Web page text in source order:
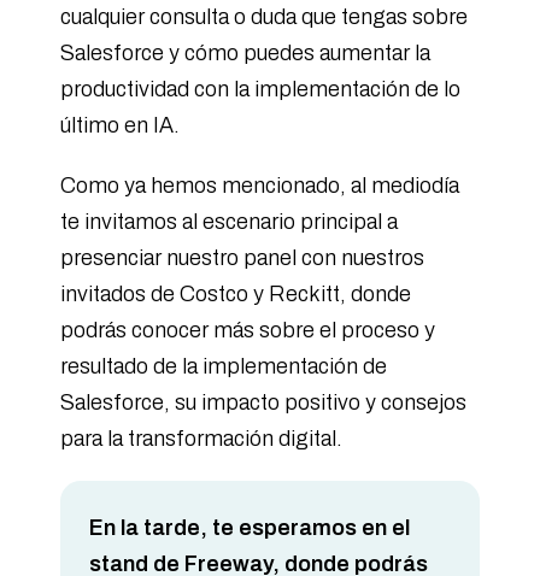
cualquier consulta o duda que tengas sobre
Salesforce y cómo puedes aumentar la
productividad con la implementación de lo
último en IA.
Como ya hemos mencionado, al mediodía
te invitamos al escenario principal a
presenciar nuestro panel con nuestros
invitados de Costco y Reckitt, donde
podrás conocer más sobre el proceso y
resultado de la implementación de
Salesforce, su impacto positivo y consejos
para la transformación digital.
En la tarde, te esperamos en el
stand de Freeway, donde podrás